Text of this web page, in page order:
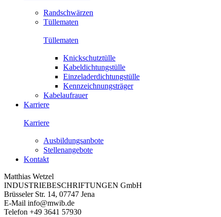
Randschwärzen
Tüllematen
Tüllematen
Knickschutztülle
Kabeldichtungstülle
Einzeladerdichtungstülle
Kennzeichnungsträger
Kabelaufrauer
Karriere
Karriere
Ausbildungsanbote
Stellenangebote
Kontakt
Matthias Wetzel
INDUSTRIEBESCHRIFTUNGEN GmbH
Brüsseler Str. 14, 07747 Jena
E-Mail info@mwib.de
Telefon +49 3641 57930